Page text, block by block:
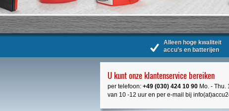
Alleen hoge kwaliteit
accu’s en batterijen
U kunt onze klantenservice bereiken
per telefoon: +49 (030) 424 10 90 Mo. - Thu.
van 10 -12 uur en per e-mail bij